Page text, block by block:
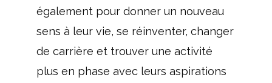
également pour donner un nouveau
sens à leur vie, se réinventer, changer
de carrière et trouver une activité
plus en phase avec leurs aspirations